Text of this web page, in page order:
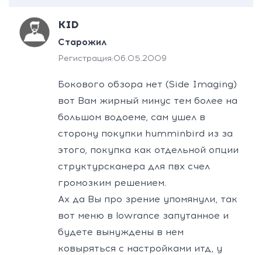
KID
Старожил
Регистрация:06.05.2009
Бокового обзора нет (Side Imaging)
вот Вам жирный минуc тем более на
большом водоеме, сам ушел в
сторону покупки humminbird из за
этого, покупка как отдельной опции
структурсканера для пвх счел
громозким решением.
Ах да Вы про зрение упомянули, так
вот меню в lowrance запутанное и
будете вынуждены в нем
ковыряться с настройками итд, у